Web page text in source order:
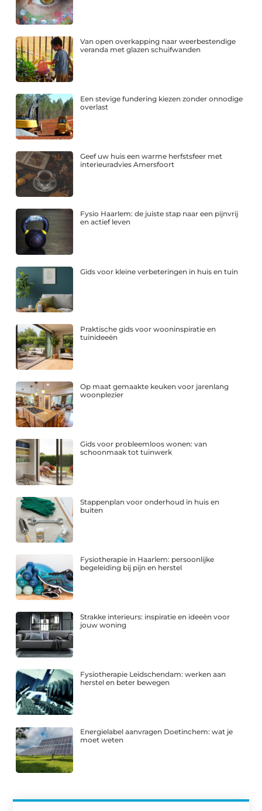
Van open overkapping naar weerbestendige
veranda met glazen schuifwanden
Een stevige fundering kiezen zonder onnodige
overlast
Geef uw huis een warme herfstsfeer met
interieuradvies Amersfoort
Fysio Haarlem: de juiste stap naar een pijnvrij
en actief leven
Gids voor kleine verbeteringen in huis en tuin
Praktische gids voor wooninspiratie en
tuinideeën
Op maat gemaakte keuken voor jarenlang
woonplezier
Gids voor probleemloos wonen: van
schoonmaak tot tuinwerk
Stappenplan voor onderhoud in huis en
buiten
Fysiotherapie in Haarlem: persoonlijke
begeleiding bij pijn en herstel
Strakke interieurs: inspiratie en ideeën voor
jouw woning
Fysiotherapie Leidschendam: werken aan
herstel en beter bewegen
Energielabel aanvragen Doetinchem: wat je
moet weten